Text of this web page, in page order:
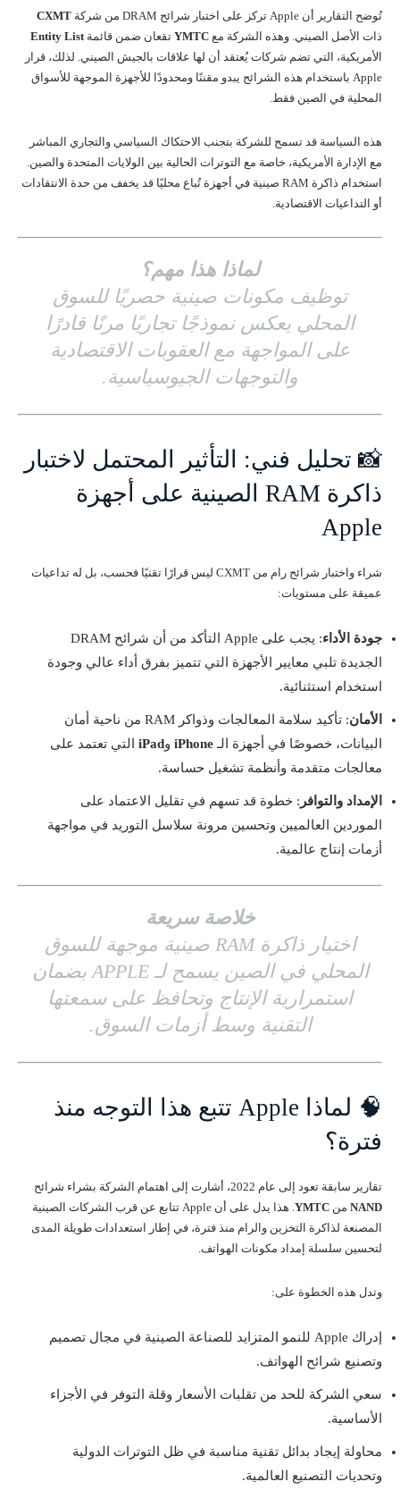
تُوضح التقارير أن Apple تركز على اختبار شرائح DRAM من شركة
CXMT
ذات الأصل الصيني. وهذه الشركة مع YMTC تقعان ضمن قائمة Entity List
الأمريكية، التي تضم شركات يُعتقد أن لها علاقات بالجيش الصيني. لذلك، قرار
Apple باستخدام هذه الشرائح يبدو مقننًا ومحدودًا للأجهزة الموجهة للأسواق
المحلية في الصين فقط.
هذه السياسة قد تسمح للشركة بتجنب الاحتكاك السياسي والتجاري المباشر
مع الإدارة الأمريكية، خاصة مع التوترات الحالية بين الولايات المتحدة والصين.
استخدام ذاكرة RAM صينية في أجهزة تُباع محليًا قد يخفف من حدة الانتقادات
أو التداعيات الاقتصادية.
لماذا هذا مهم؟
توظيف مكونات صينية حصريًا للسوق
المحلي يعكس نموذجًا تجاريًا مرنًا قادرًا
على المواجهة مع العقوبات الاقتصادية
والتوجهات الجيوسياسية.
📸 تحليل فني: التأثير المحتمل لاختبار
ذاكرة RAM الصينية على أجهزة
Apple
شراء واختبار شرائح رام من CXMT ليس قرارًا تقنيًا فحسب، بل له تداعيات
عميقة على مستويات:
جودة الأداء
: يجب على Apple التأكد من أن شرائح DRAM
الجديدة تلبي معايير الأجهزة التي تتميز بفرق أداء عالي وجودة
استخدام استثنائية.
الأمان
: تأكيد سلامة المعالجات وذواكر RAM من ناحية أمان
البيانات، خصوصًا في أجهزة الـ iPhone وiPad التي تعتمد على
معالجات متقدمة وأنظمة تشغيل حساسة.
الإمداد والتوافر : خطوة قد تسهم في تقليل الاعتماد على
الموردين العالميين وتحسين مرونة سلاسل التوريد في مواجهة
أزمات إنتاج عالمية.
خلاصة سريعة
اختيار ذاكرة RAM صينية موجهة للسوق
المحلي في الصين يسمح لـ APPLE بضمان
استمرارية الإنتاج وتحافظ على سمعتها
التقنية وسط أزمات السوق.
🧠 لماذا Apple تتبع هذا التوجه منذ
فترة؟
تقارير سابقة تعود إلى عام 2022، أشارت إلى اهتمام الشركة بشراء شرائح
NAND من YMTC
. هذا يدل على أن Apple تتابع عن قرب الشركات الصينية
المصنعة لذاكرة التخزين والرام منذ فترة، في إطار استعدادات طويلة المدى
لتحسين سلسلة إمداد مكونات الهواتف.
وتدل هذه الخطوة على:
إدراك Apple للنمو المتزايد للصناعة الصينية في مجال تصميم
وتصنيع شرائح الهواتف.
سعي الشركة للحد من تقلبات الأسعار وقلة التوفر في الأجزاء
الأساسية.
محاولة إيجاد بدائل تقنية مناسبة في ظل التوترات الدولية
وتحديات التصنيع العالمية.